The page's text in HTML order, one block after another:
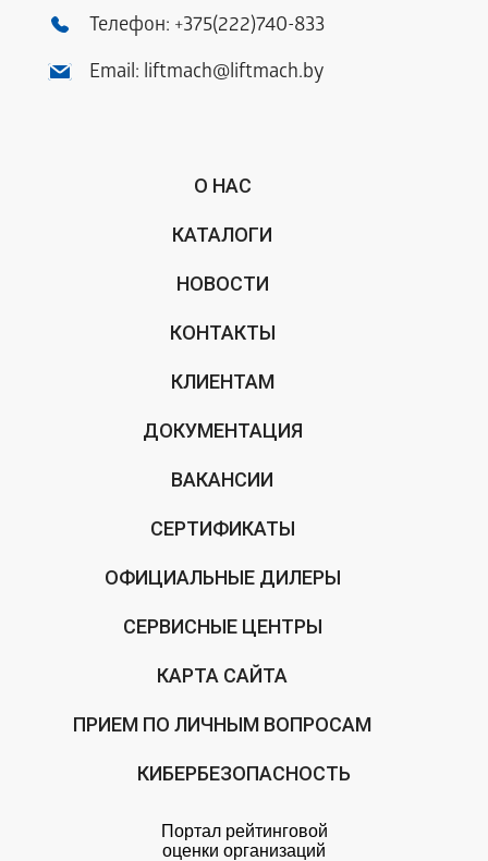
Телефон: +375(222)740-833
Email: liftmach@liftmach.by
О НАС
КАТАЛОГИ
НОВОСТИ
КОНТАКТЫ
КЛИЕНТАМ
ДОКУМЕНТАЦИЯ
ВАКАНСИИ
СЕРТИФИКАТЫ
ОФИЦИАЛЬНЫЕ ДИЛЕРЫ
СЕРВИСНЫЕ ЦЕНТРЫ
КАРТА САЙТА
ПРИЕМ ПО ЛИЧНЫМ ВОПРОСАМ
КИБЕРБЕЗОПАСНОСТЬ
Портал рейтинговой
оценки организаций